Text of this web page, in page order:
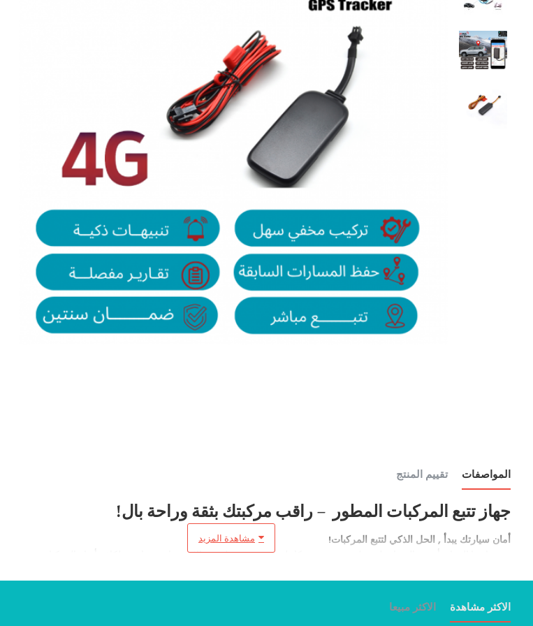
المواصفات تقييم المنتج
جهاز تتبع المركبات المطور – راقب مركبتك بثقة وراحة بال!
أمان سيارتك يبدأ , الحل الذكي لتتبع المركبات!
صممنا هذا الجهاز بأحدث التقنيات ليمنحك تجربة تتبع متكاملة، دقيقة، وسهلة في الاستخدام – مناسب لكافة أنواع المركبات.
خاصية ايقاف وتشغيل المحرك عن بعد
الاكثر مشاهدة الاكثر مبيعا